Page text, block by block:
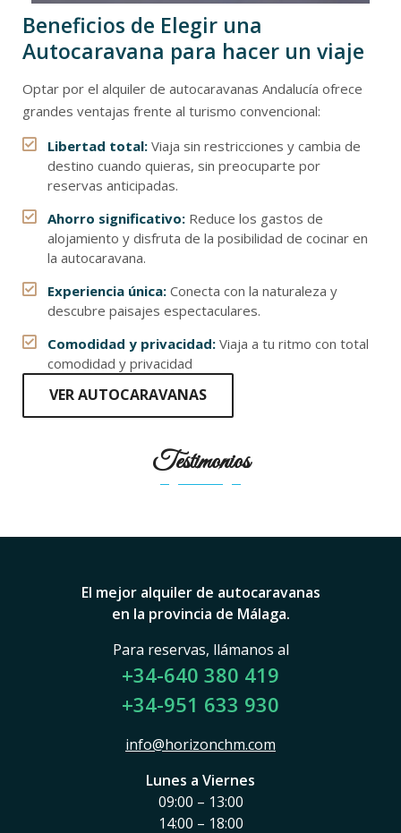
Beneficios de Elegir una
Autocaravana para hacer un viaje
Optar por el alquiler de autocaravanas Andalucía ofrece
grandes ventajas frente al turismo convencional:
Libertad total: Viaja sin restricciones y cambia de
destino cuando quieras, sin preocuparte por
reservas anticipadas.
Ahorro significativo:Reduce los gastos de
alojamiento y disfruta de la posibilidad de cocinar en
la autocaravana.
Experiencia única:Conecta con la naturaleza y
descubre paisajes espectaculares.
Comodidad y privacidad:Viaja a tu ritmo con total
comodidad y privacidad
VER AUTOCARAVANAS
Testimonios
El mejor alquiler de autocaravanas
en la provincia de Málaga.
Para reservas, llámanos al
+34-640 380 419
+34-951 633 930
info@horizonchm.com
Lunes a Viernes
09:00 – 13:00
14:00 – 18:00